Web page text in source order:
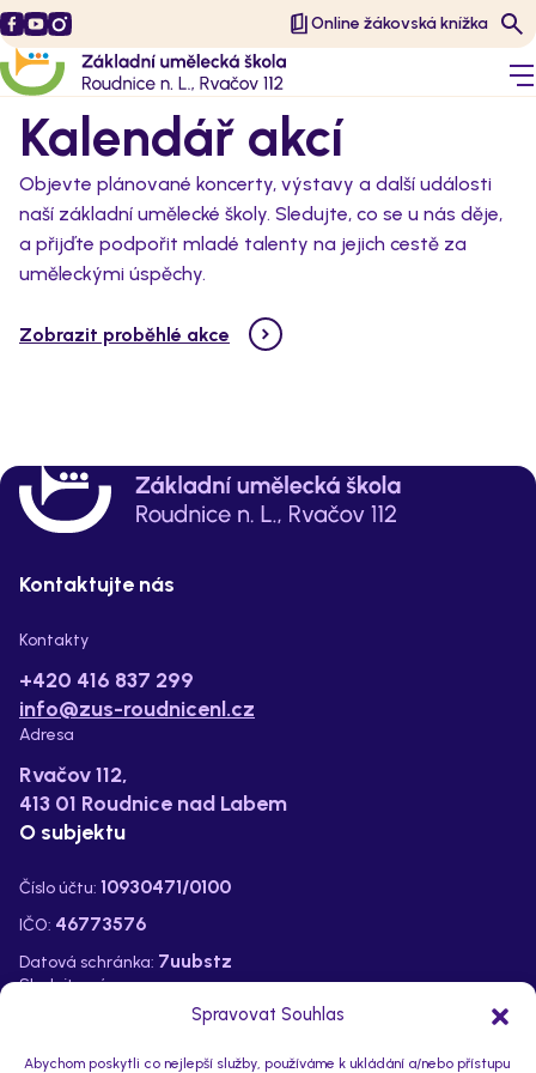
Spravovat Souhlas
Abychom poskytli co nejlepší služby, používáme k ukládání a/nebo přístupu
Online žákovská knížka
Kalendář akcí
Objevte plánované koncerty, výstavy a další události
naší základní umělecké školy. Sledujte, co se u nás děje,
a přijďte podpořit mladé talenty na jejich cestě za
uměleckými úspěchy.
Zobrazit proběhlé akce
Sledujte nás na:
Kontaktujte nás
Kontakty
+420 416 837 299
info@zus-roudnicenl.cz
Adresa
Rvačov 112,
413 01 Roudnice nad Labem
O subjektu
Číslo účtu: 10930471/0100
IČO: 46773576
Datová schránka: 7uubstz